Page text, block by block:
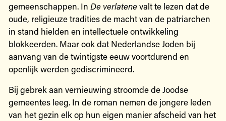
gemeenschappen. In De verlatenevalt te lezen dat de
oude, religieuze tradities de macht van de patriarchen
in stand hielden en intellectuele ontwikkeling
blokkeerden. Maar ook dat Nederlandse Joden bij
aanvang van de twintigste eeuw voortdurend en
openlijk werden gediscrimineerd.
Bij gebrek aan vernieuwing stroomde de Joodse
gemeentes leeg. In de roman nemen de jongere leden
van het gezin elk op hun eigen manier afscheid van het